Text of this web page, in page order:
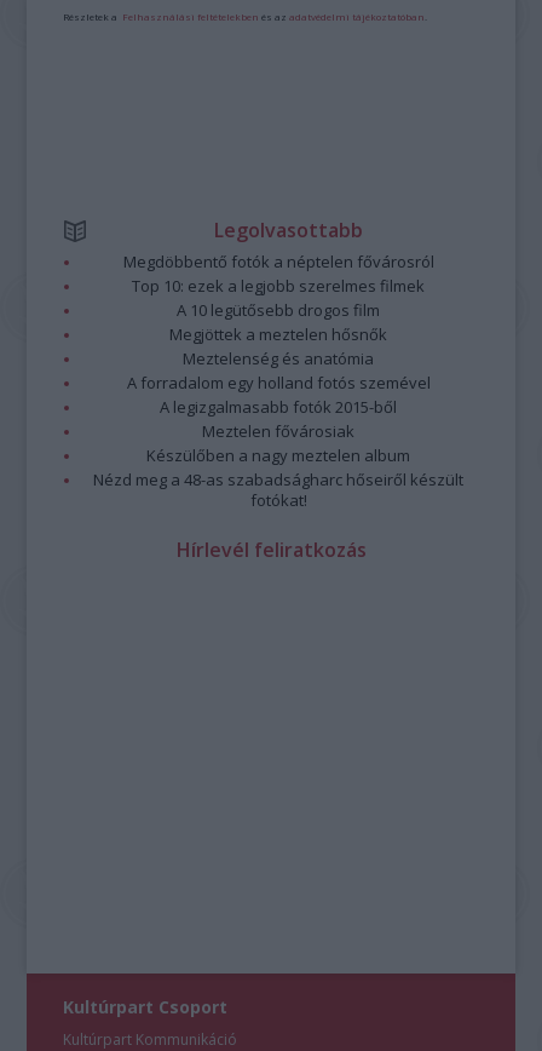
Részletek a Felhasználási feltételekben és azadatvédelmi tájékoztatóban
Legolvasottabb
Megdöbbentő fotók a néptelen fővárosról
Top 10: ezek a legjobb szerelmes filmek
A 10 legütősebb drogos film
Megjöttek a meztelen hősnők
Meztelenség és anatómia
A forradalom egy holland fotós szemével
A legizgalmasabb fotók 2015-ből
Meztelen fővárosiak
Készülőben a nagy meztelen album
Nézd meg a 48-as szabadságharc hőseiről készült
fotókat!
Hírlevél feliratkozás
Kultúrpart Csoport
Kultúrpart Kommunikáció